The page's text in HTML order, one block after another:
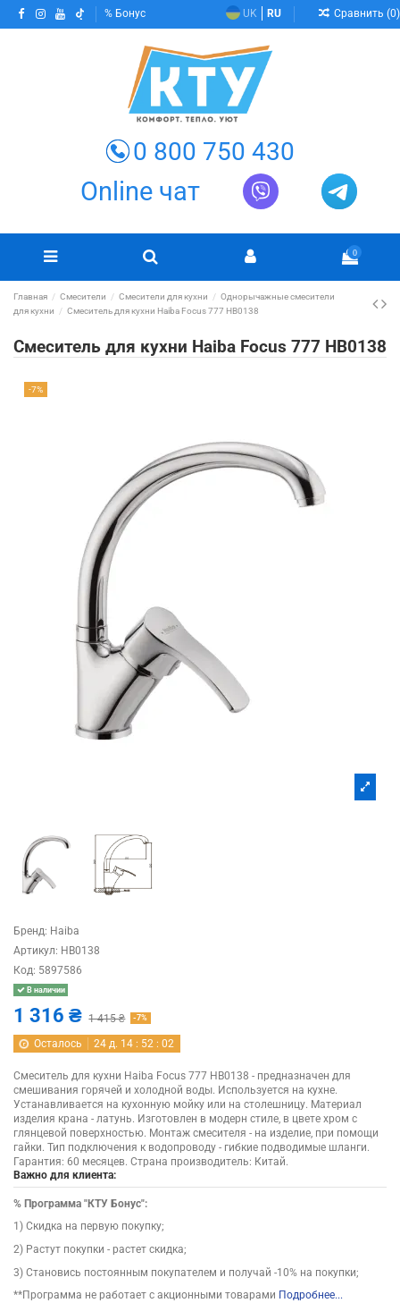
Бонус UK RU Сравнить (0)
0 800 750 430
Online чат
0
Главная Смесители Смесители для кухни
Однорычажные смесители
для кухни
Смеситель для кухни Haiba Focus 777 HB0138
Смеситель для кухни Haiba Focus 777 HB0138
-7%
Бренд: Haiba
Артикул: HB0138
Код: 5897586
В наличии
1 316 ₴ 1 415 ₴ -7%
Осталось 24 д. 14 : 52 :02
Смеситель для кухни Haiba Focus 777 HB0138 - предназначен для
смешивания горячей и холодной воды. Используется на кухне.
Устанавливается на кухонную мойку или на столешницу. Материал
изделия крана - латунь. Изготовлен в модерн стиле, в цвете хром с
глянцевой поверхностью. Монтаж смесителя - на изделие, при помощи
гайки. Тип подключения к водопроводу - гибкие подводимые шланги.
Гарантия: 60 месяцев. Страна производитель: Китай.
Важно для клиента:
% Программа "КТУ Бонус":
1) Скидка на первую покупку;
2) Растут покупки - растет скидка;
3) Становись постоянным покупателем и получай -10% на покупки;
**Программа не работает с акционными товарами Подробнее...